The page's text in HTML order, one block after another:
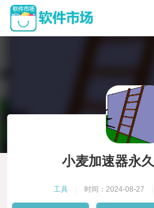
小麦加速器永
工具 时间：2024-08-27